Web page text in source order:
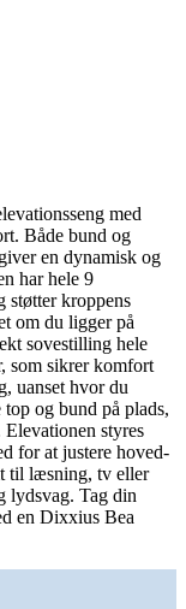
med
Både bund og
en dynamisk og
har hele 9
støtter kroppens
om du ligger på
sovestilling hele
som sikrer komfort
uanset hvor du
og bund på plads,
styres
for at justere hoved-
til læsning, tv eller
lydsvag. Tag din
en Dixxius Bea